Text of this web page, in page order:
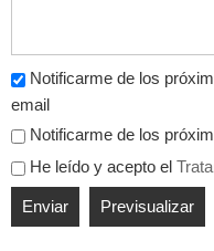
Notificarme de los
email
Notificarme de los
He leído y acepto el